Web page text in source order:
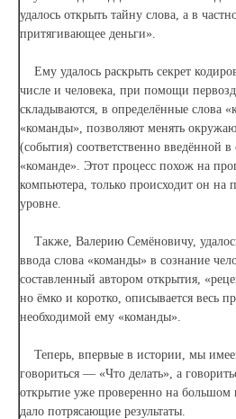
удалось открыть тайну слова, а в
притягивающее деньги».
Ему удалось раскрыть секрет
числе и человека, при помощи
складываются, в определённые слова
«команды», позволяют менять
(события) соответственно введённой в
«команде». Этот процесс похож на
компьютера, только происходит он на
уровне.
Также, Валерию Семёновичу,
ввода слова «команды» в сознание
составленный автором открытия,
но ёмко и коротко, описывается весь
необходимой ему «команды».
Теперь, впервые в истории, мы
говориться — «Что делать», а
открытие уже проверенно на большом
дало потрясающие результаты.